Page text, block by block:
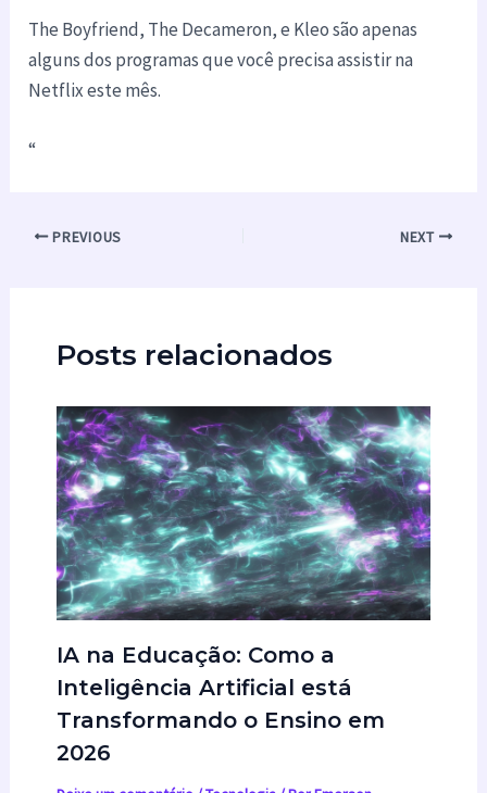
The Boyfriend, The Decameron, e Kleo são apenas
alguns dos programas que você precisa assistir na
Netflix este mês.
“
PREVIOUS NEXT
Posts relacionados
IA na Educação: Como a
Inteligência Artificial está
Transformando o Ensino em
2026